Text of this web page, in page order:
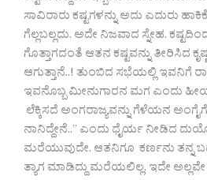
ಸಾವಿರಾರು ಕಷ್ಟಗಳನ್ನು ಅದು ಎದುರು
ಗೆಲ್ಲಬಲ್ಲದು. ಅದೇ ನಿಜವಾದ ಸ್ನೇಹ.
ಗೊತ್ತಾಗದಂತೆ ಆತನ ಕಷ್ಟವನ್ನು ತೀರಿಸಿದ
ಆಗುತ್ತಾನೆ..! ತುಂಬಿದ ಸಭೆಯಲ್ಲಿ ಇವನಿಗೆ
ಇವನೊಬ್ಬ ಮೀನುಗಾರನ ಮಗ ಎಂದು
ಲೆಕ್ಕಿಸದೆ ಅಂಗರಾಜ್ಯವನ್ನು ಗೆಳೆಯನ
ನಾನಿದ್ದೇನೆ..” ಎಂದು ಧೈರ್ಯ ನೀಡಿದ
ಮರೆಯುವುದೇ. ಆತನಿಗೂ ಕರ್ಣನು ತನ್ನ
ತ್ಯಾಗ ಮಾಡಿದ್ದು ಮರೆಯಲಿಲ್ಲ. ಇದೇ